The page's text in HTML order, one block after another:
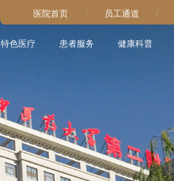
医院首页 / 员工通道 /
特色医疗 患者服务 健康科普